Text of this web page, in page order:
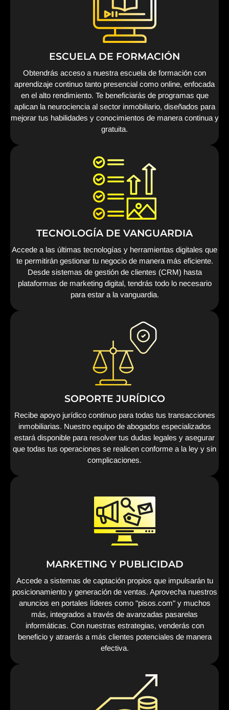
ESCUELA DE FORMACIÓN
Obtendrás acceso a nuestra escuela de formación con
aprendizaje continuo tanto presencial como online, enfocada
en el alto rendimiento. Te beneficiarás de programas que
aplican la neurociencia al sector inmobiliario, diseñados para
mejorar tus habilidades y conocimientos de manera continua y
gratuita.
TECNOLOGÍA DE VANGUARDIA
Accede a las últimas tecnologías y herramientas digitales que
te permitirán gestionar tu negocio de manera más eficiente.
Desde sistemas de gestión de clientes (CRM) hasta
plataformas de marketing digital, tendrás todo lo necesario
para estar a la vanguardia.
SOPORTE JURÍDICO
Recibe apoyo jurídico continuo para todas tus transacciones
inmobiliarias. Nuestro equipo de abogados especializados
estará disponible para resolver tus dudas legales y asegurar
que todas tus operaciones se realicen conforme a la ley y sin
complicaciones.
MARKETING Y PUBLICIDAD
Accede a sistemas de captación propios que impulsarán tu
posicionamiento y generación de ventas. Aprovecha nuestros
anuncios en portales líderes como "pisos.com" y muchos
más, integrados a través de avanzadas pasarelas
informáticas. Con nuestras estrategias, venderás con
beneficio y atraerás a más clientes potenciales de manera
efectiva.